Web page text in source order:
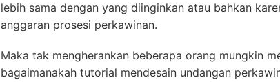
lebih sama dengan yang diinginkan atau bahkan
anggaran prosesi perkawinan.
Maka tak mengherankan beberapa orang mungkin
bagaimanakah tutorial mendesain undangan